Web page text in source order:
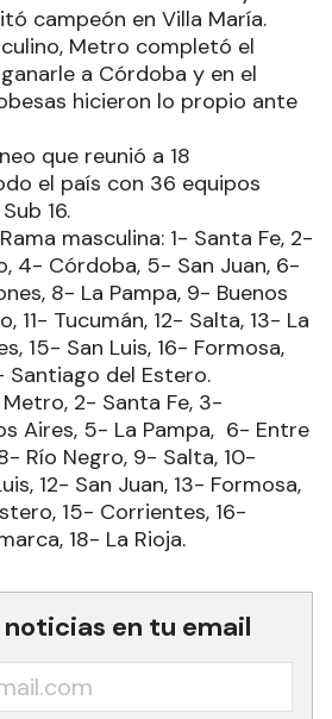
campeón en Villa María.
Metro completó el
a Córdoba y en el
hicieron lo propio ante
que reunió a 18
el país con 36 equipos
16.
masculina: 1- Santa Fe, 2-
4- Córdoba, 5- San Juan, 6-
8- La Pampa, 9- Buenos
11- Tucumán, 12- Salta, 13- La
15- San Luis, 16- Formosa,
Santiago del Estero.
Metro, 2- Santa Fe, 3-
Aires, 5- La Pampa, 6- Entre
Río Negro, 9- Salta, 10-
12- San Juan, 13- Formosa,
15- Corrientes, 16-
18- La Rioja.
noticias en tu email